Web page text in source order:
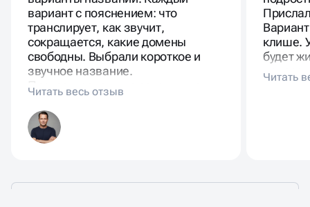
вариант с пояснением: что
транслирует, как звучит,
сокращается, какие домены
свободны. Выбрали короткое и
звучное название.
Протестировали на сотрудниках и
клиентах. Имя поддерживает
стратегию.
клише.
будет